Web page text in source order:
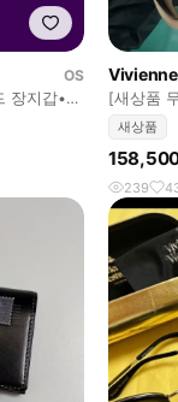
OS
장지갑•반
[새상품
안웨스트
새상품
239